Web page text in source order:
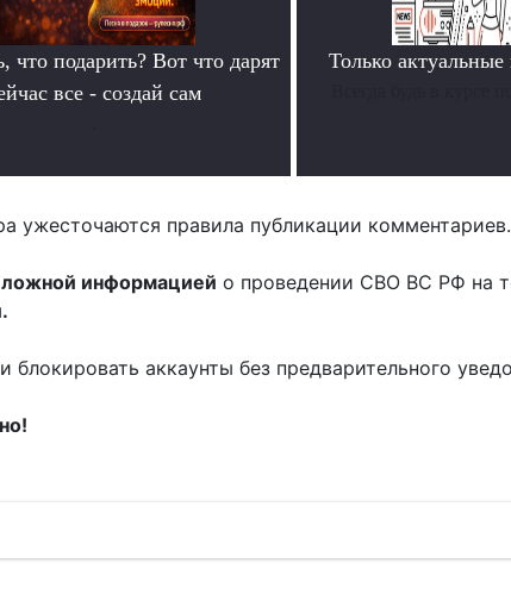
что подарить? Вот что дарят
все - создай сам
Только
ужесточаются правила публикации комментариев.
информацией о проведении СВО ВС РФ на
аккаунты без предварительного